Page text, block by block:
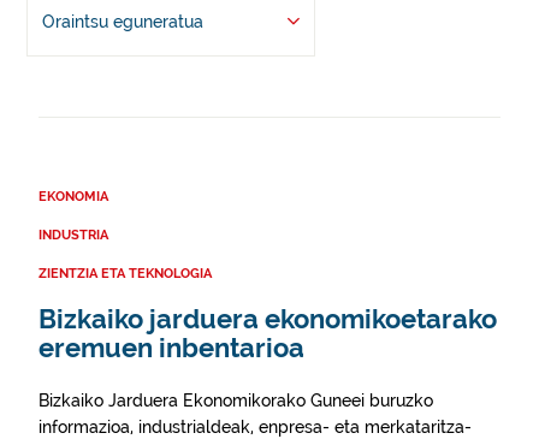
Oraintsu eguneratua
EKONOMIA
INDUSTRIA
ZIENTZIA ETA TEKNOLOGIA
Bizkaiko jarduera ekonomikoetarako
eremuen inbentarioa
Bizkaiko Jarduera Ekonomikorako Guneei buruzko
informazioa, industrialdeak, enpresa- eta merkataritza-